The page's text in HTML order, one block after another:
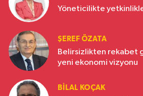
Yöneticilikte
ŞEREF ÖZATA
Belirsizlikten rekabet
yeni ekonomi vizyonu
BILAL KOÇAK